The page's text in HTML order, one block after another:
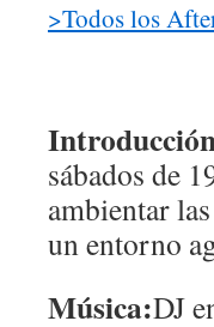
>Todos los
sábados de
ambientar
un entorno
Música:DJ